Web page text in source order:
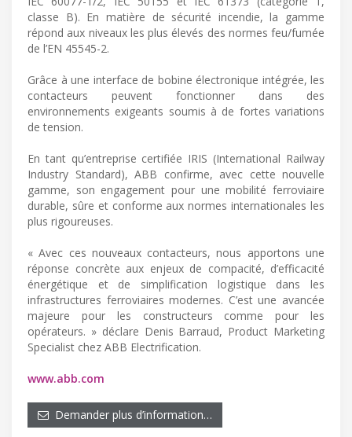
classe B). En matière de sécurité incendie, la gamme
répond aux niveaux les plus élevés des normes feu/fumée
de l’EN 45545-2.
Grâce à une interface de bobine électronique intégrée, les
contacteurs peuvent fonctionner dans des
environnements exigeants soumis à de fortes variations
de tension.
En tant qu’entreprise certifiée IRIS (International Railway
Industry Standard), ABB confirme, avec cette nouvelle
gamme, son engagement pour une mobilité ferroviaire
durable, sûre et conforme aux normes internationales les
plus rigoureuses.
« Avec ces nouveaux contacteurs, nous apportons une
réponse concrète aux enjeux de compacité, d’efficacité
énergétique et de simplification logistique dans les
infrastructures ferroviaires modernes. C’est une avancée
majeure pour les constructeurs comme pour les
opérateurs. » déclare Denis Barraud, Product Marketing
Specialist chez ABB Electrification.
www.abb.com
Demander plus d’information…